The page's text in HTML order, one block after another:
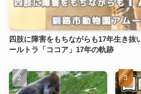
四肢に障害をもちながらも17年生き抜
ールトラ「ココア」17年の軌跡